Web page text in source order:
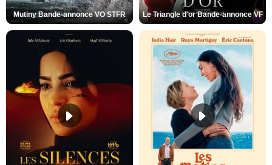
Mutiny Bande-annonce VO STFR Le Triangle d'or Bande-annonce VF